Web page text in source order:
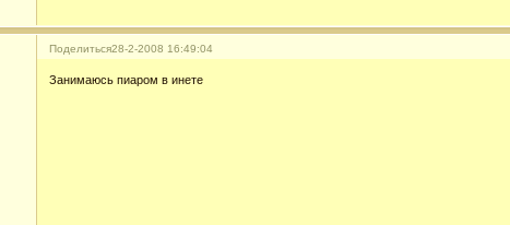
Поделиться28-2-2008 16:49:04
Занимаюсь пиаром в инете